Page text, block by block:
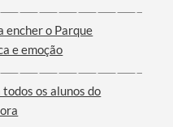
encher o Parque
e emoção
os alunos do